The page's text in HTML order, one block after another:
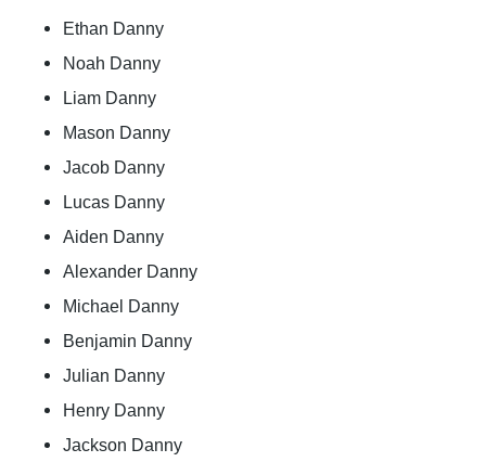
Ethan Danny
Noah Danny
Liam Danny
Mason Danny
Jacob Danny
Lucas Danny
Aiden Danny
Alexander Danny
Michael Danny
Benjamin Danny
Julian Danny
Henry Danny
Jackson Danny